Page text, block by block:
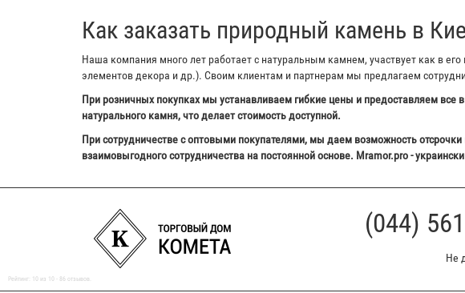
Как заказать природный камень в
Наша компания много лет работает с натуральным камнем, участвует как в
элементов декора и др.). Своим клиентам и партнерам мы предлагаем
При розничных покупках мы устанавливаем гибкие цены и предоставляем все
натурального камня, что делает стоимость доступной.
При сотрудничестве с оптовыми покупателями, мы даем возможность
взаимовыгодного сотрудничества на постоянной основе. Mramor.pro -
(044)
Не
Рейтинг: 10 из 10 86 отзывов.